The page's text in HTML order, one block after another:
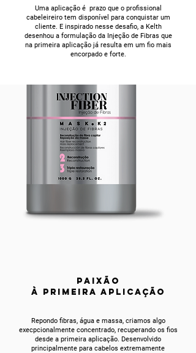
Uma aplicação é prazo que o profissional
cabeleireiro tem disponível para conquistar um
cliente. E inspirado nesse desafio, a Kelth
desenhou a formulação da Injeção de Fibras que
na primeira aplicação já resulta em um fio mais
encorpado e forte.
PAIXÃO
À PRIMEIRA APLICAÇÃO
Repondo fibras, água e massa, criamos algo
execpcionalmente concentrado, recuperando os fios
desde a primeira aplicação. Desenvolvido
principalmente para cabelos extremamente